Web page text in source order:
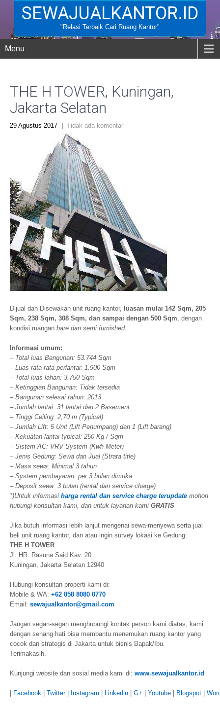
SEWAJUALKANTOR.ID
"Relasi Terbaik Cari Ruang Kantor"
Menu
THE H TOWER, Kuningan,
Jakarta Selatan
29 Agustus 2017 Tidak ada komentar
Dijual dan Disewakan unit ruang kantor, luasan mulai 142 Sqm, 205
Sqm, 238 Sqm, 308 Sqm, dan sampai dengan 500 Sqm, dengan
kondisi ruangan bare dan semi furnished.
Informasi umum:
– Total luas Bangunan: 53.744 Sqm
– Luas rata-rata perlantai: 1.900 Sqm
– Total luas lahan: 3.750 Sqm
– Ketinggian Bangunan: Tidak tersedia
– Bangunan selesai tahun: 2013
– Jumlah lantai: 31 lantai dan 2 Basement
– Tinggi Ceiling: 2,70 m (Typical)
– Jumlah Lift: 5 Unit (Lift Penumpang) dan 1 (Lift barang)
– Kekuatan lantai typical: 250 Kg / Sqm
– Sistem AC: VRV System (Kwh Meter)
– Jenis Gedung: Sewa dan Jual (Strata title)
– Masa sewa: Minimal 3 tahun
– System pembayaran: per 3 bulan dimuka
– Deposit sewa: 3 bulan (rental dan service charge)
*)Untuk informasi harga rental dan service charge terupdate mohon
hubungi konsultan kami, dan untuk layanan kami GRATIS
Jika butuh informasi lebih lanjut mengenai sewa-menyewa serta jual
beli unit ruang kantor, dan atau ingin survey lokasi ke Gedung:
THE H TOWER
Jl. HR. Rasuna Said Kav. 20
Kuningan, Jakarta Selatan 12940
Hubungi konsultan properti kami di:
Mobile & WA: +62 858 8080 0770
Email: sewajualkantor@gmail.com
Jangan segan-segan menghubungi kontak person kami diatas, kami
dengan senang hati bisa membantu menemukan ruang kantor yang
cocok dan strategis di Jakarta untuk bisnis Bapak/Ibu.
Terimakasih.
Kunjungi website dan sosial media kami di: www.sewajualkantor.id
Facebook Twitter| Instagram Linkedin G+ Youtube Blogspot